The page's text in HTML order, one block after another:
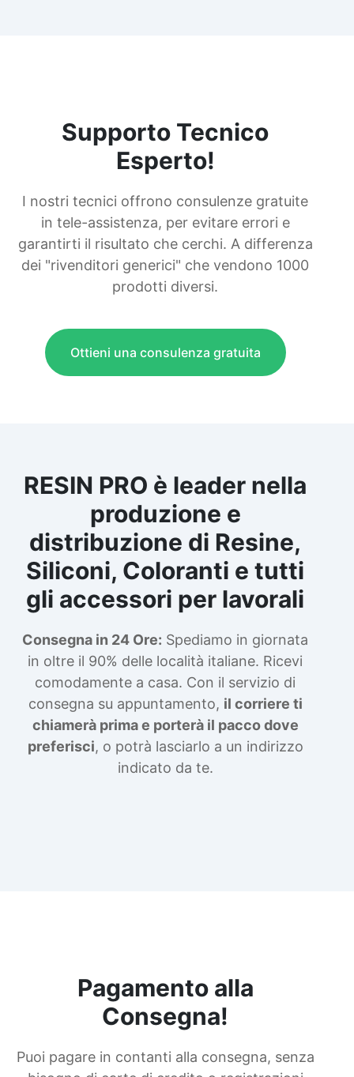
Supporto Tecnico
Esperto!
I nostri tecnici offrono consulenze gratuite
in tele-assistenza, per evitare errori e
garantirti il risultato che cerchi. A differenza
dei "rivenditori generici" che vendono 1000
prodotti diversi.
Ottieni una consulenza gratuita
RESIN PRO è leader nella
produzione e
distribuzione di Resine,
Siliconi, Coloranti e tutti
gli accessori per lavorali
Consegna in 24 Ore: Spediamo in giornata
in oltre il 90% delle località italiane. Ricevi
comodamente a casa. Con il servizio di
consegna su appuntamento, il corriere ti
chiamerà prima e porterà il pacco dove
preferisci, o potrà lasciarlo a un indirizzo
indicato da te.
Pagamento alla
Consegna!
Puoi pagare in contanti alla consegna, senza